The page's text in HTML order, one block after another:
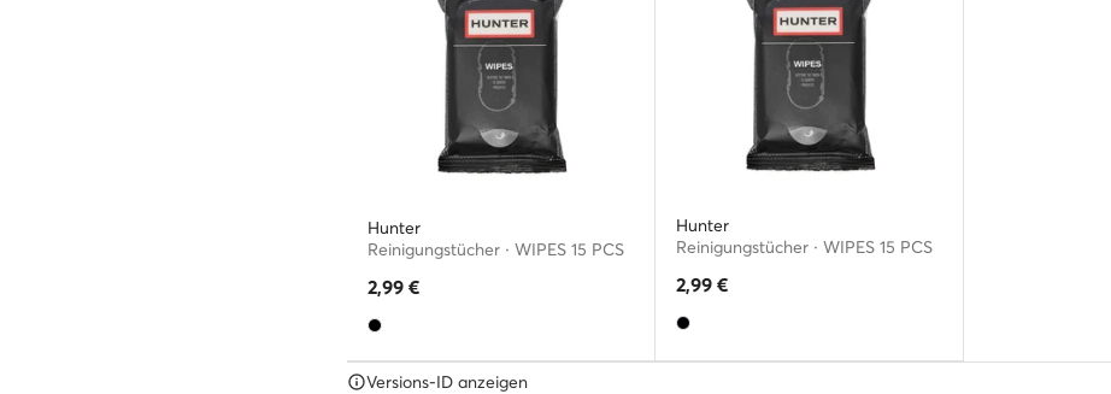
Hunter
Reinigungstücher · WIPES 15 PCS
2,99 €
Hunter
Reinigungstücher · WIPES 15 PCS
2,99 €
Versions-ID anzeigen